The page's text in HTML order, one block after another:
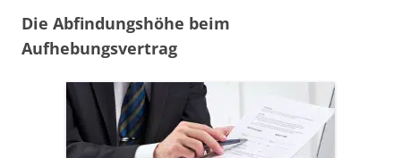
Die Abfindungshöhe beim
Aufhebungsvertrag